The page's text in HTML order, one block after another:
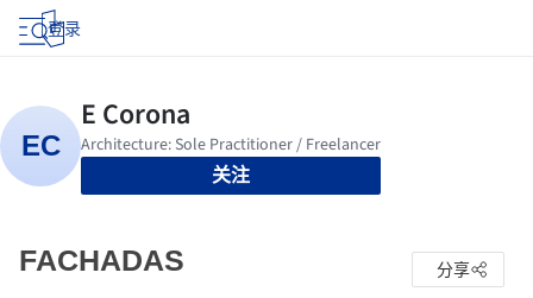
登录
关注
FACHADAS 分享